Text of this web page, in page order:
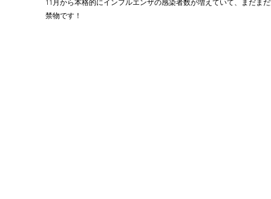
11月から本格的にインフルエンザの感染者数が増えていて、まだま
禁物です！